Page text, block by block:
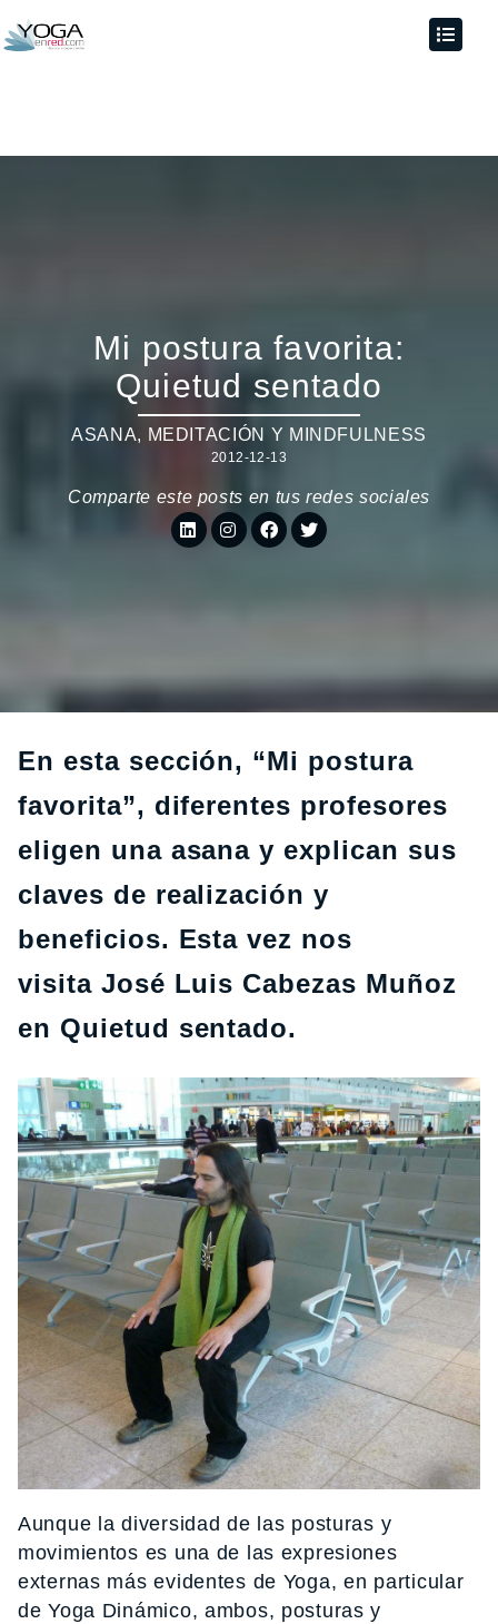
Mi postura favorita:
Quietud sentado
ASANA, MEDITACIÓN Y MINDFULNESS
2012-12-13
Comparte este posts en tus redes sociales
En esta sección, “Mi postura
favorita”, diferentes profesores
eligen una asana y explican sus
claves de realización y
beneficios. Esta vez nos
visita José Luis Cabezas Muñoz
en Quietud sentado.
Aunque la diversidad de las posturas y
movimientos es una de las expresiones
externas más evidentes de Yoga, en particular
de Yoga Dinámico, ambos, posturas y